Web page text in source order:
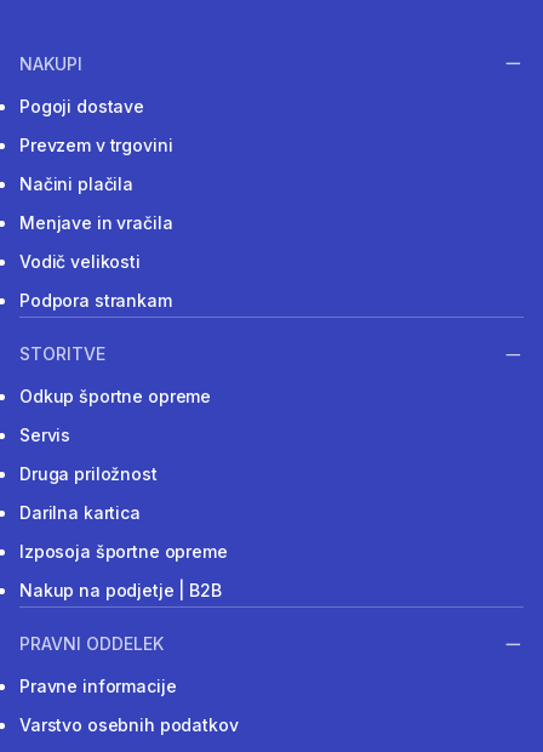
NAKUPI
Pogoji dostave
Prevzem v trgovini
Načini plačila
Menjave in vračila
Vodič velikosti
Podpora strankam
STORITVE
Odkup športne opreme
Servis
Druga priložnost
Darilna kartica
Izposoja športne opreme
Nakup na podjetje | B2B
PRAVNI ODDELEK
Pravne informacije
Varstvo osebnih podatkov